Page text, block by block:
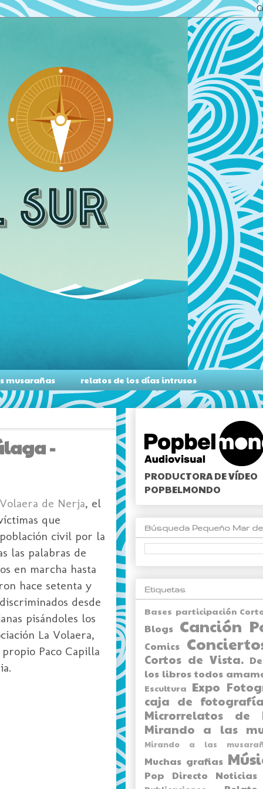
musarañas relatos de los días intrusos
-
de Nerja, el
que
civil por la
las palabras de
en marcha hasta
hace setenta y
desde
pisándoles los
La Volaera,
Paco Capilla
PRODUCTORA DE VÍDEO
POPBELMONDO
Búsqueda Pequeño Mar
Etiquetas
Bases participación
Blogs Canción
Comics
Cortos de Vista.
los libros todos
Escultura Expo
caja de
Microrrelatos de
Mirando a las
Mirando a las
Muchas grafias
Pop Directo Noticias